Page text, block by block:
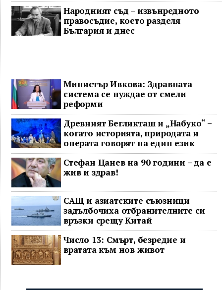
Народният съд – извънредното
правосъдие, което разделя
България и днес
Министър Ивкова: Здравната
система се нуждае от смели
реформи
Древният Бегликташ и „Набуко“ –
когато историята, природата и
операта говорят на един език
Стефан Цанев на 90 години – да е
жив и здрав!
САЩ и азиатските съюзници
задълбочиха отбранителните си
връзки срещу Китай
Число 13: Смърт, безредие и
вратата към нов живот